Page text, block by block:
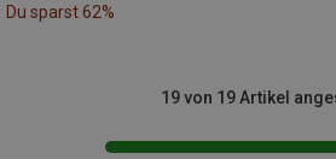
Du sparst 62%
19 von 19 Artikel